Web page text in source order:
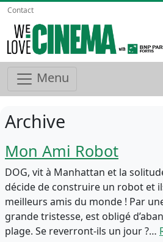
Contact
Menu
Archive
Mon Ami Robot
DOG, vit à Manhattan et la
décide de construire un robot et
meilleurs amis du monde ! Par
grande tristesse, est obligé
plage. Se reverront-ils un jour ?…